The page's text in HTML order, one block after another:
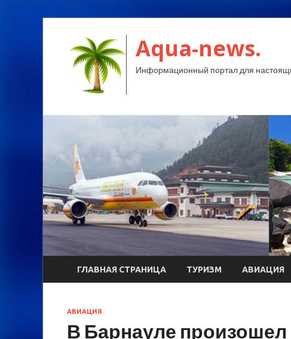
Aqua-news.
Информационный портал для
ГЛАВНАЯ СТРАНИЦА ТУРИЗМ АВИАЦИЯ
АВИАЦИЯ
В Барнауле произошел